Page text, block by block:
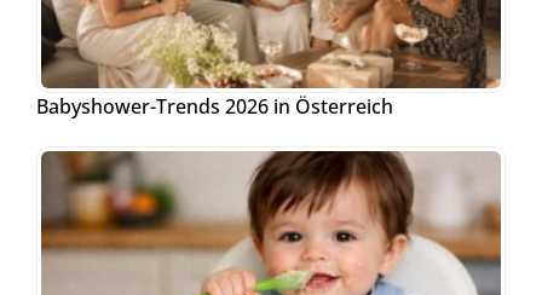
Babyshower-Trends 2026 in Österreich